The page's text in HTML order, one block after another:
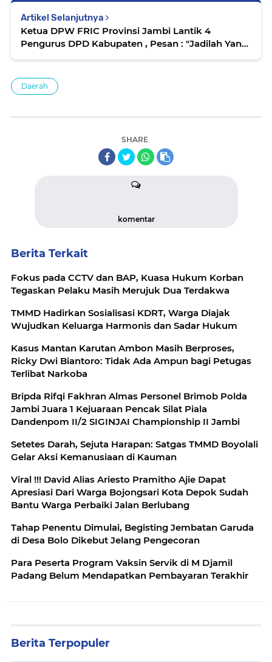
Artikel Selanjutnya
Ketua DPW FRIC Provinsi Jambi Lantik 4
Pengurus DPD Kabupaten , Pesan : "Jadilah Yang
Daerah
SHARE
komentar
Berita Terkait
Fokus pada CCTV dan BAP, Kuasa Hukum Korban
Tegaskan Pelaku Masih Merujuk Dua Terdakwa
TMMD Hadirkan Sosialisasi KDRT, Warga Diajak
Wujudkan Keluarga Harmonis dan Sadar Hukum
Kasus Mantan Karutan Ambon Masih Berproses,
Ricky Dwi Biantoro: Tidak Ada Ampun bagi Petugas
Terlibat Narkoba
Bripda Rifqi Fakhran Almas Personel Brimob Polda
Jambi Juara 1 Kejuaraan Pencak Silat Piala
Dandenpom II/2 SIGINJAI Championship II Jambi
Setetes Darah, Sejuta Harapan: Satgas TMMD Boyolali
Gelar Aksi Kemanusiaan di Kauman
Viral !!! David Alias Ariesto Pramitho Ajie Dapat
Apresiasi Dari Warga Bojongsari Kota Depok Sudah
Bantu Warga Perbaiki Jalan Berlubang
Tahap Penentu Dimulai, Begisting Jembatan Garuda
di Desa Bolo Dikebut Jelang Pengecoran
Para Peserta Program Vaksin Servik di M Djamil
Padang Belum Mendapatkan Pembayaran Terakhir
Berita Terpopuler